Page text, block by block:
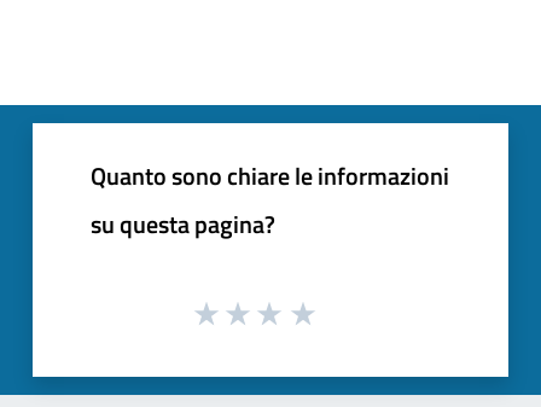
Quanto sono chiare le informazioni
su questa pagina?